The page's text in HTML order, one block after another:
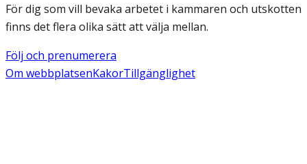
För dig som vill bevaka arbetet i kammaren och utskotten
finns det flera olika sätt att välja mellan.
Följ och prenumerera
Om webbplatsenKakorTillgänglighet